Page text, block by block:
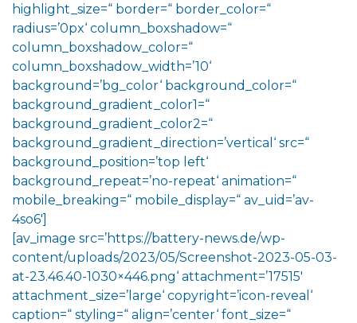
highlight_size=“ border=“ border_color=“
radius=’0px‘ column_boxshadow=“
column_boxshadow_color=“
column_boxshadow_width=’10‘
background=’bg_color‘ background_color=“
background_gradient_color1=“
background_gradient_color2=“
background_gradient_direction=’vertical‘ src=“
background_position=’top left‘
background_repeat=’no-repeat‘ animation=“
mobile_breaking=“ mobile_display=“ av_uid=’av-
4so6′]
[av_image src=’https://battery-news.de/wp-
content/uploads/2023/05/Screenshot-2023-05-03-
at-23.46.40-1030×446.png‘ attachment=’17515′
attachment_size=’large‘ copyright=’icon-reveal‘
caption=“ styling=“ align=’center‘ font_size=“